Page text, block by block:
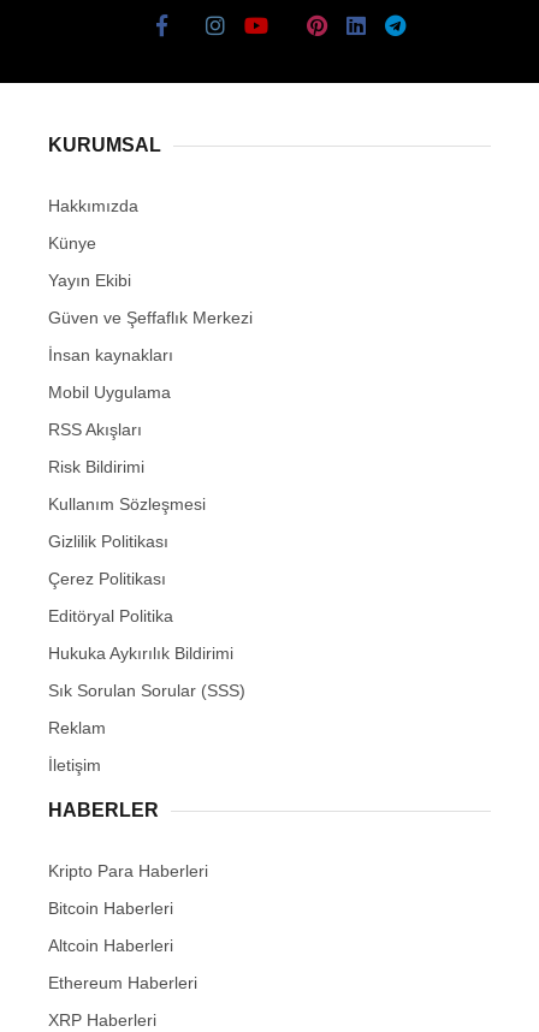
KURUMSAL
Hakkımızda
Künye
Yayın Ekibi
Güven ve Şeffaflık Merkezi
İnsan kaynakları
Mobil Uygulama
RSS Akışları
Risk Bildirimi
Kullanım Sözleşmesi
Gizlilik Politikası
Çerez Politikası
Editöryal Politika
Hukuka Aykırılık Bildirimi
Sık Sorulan Sorular (SSS)
Reklam
İletişim
HABERLER
Kripto Para Haberleri
Bitcoin Haberleri
Altcoin Haberleri
Ethereum Haberleri
XRP Haberleri